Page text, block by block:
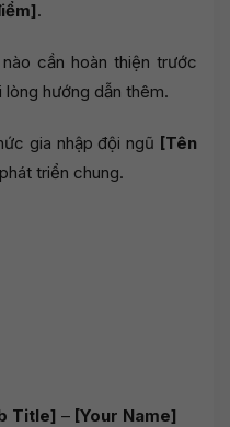
.
cần hoàn thiện trước
lòng hướng dẫn thêm.
gia nhập đội ngũ [Tên
triển chung.
Title] – [Your Name]